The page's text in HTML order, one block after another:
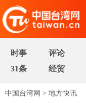
时事 评论
31条
经贸
中国台湾网 > 地方快讯